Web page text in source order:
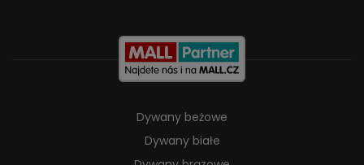
Dywany beżowe
Dywany białe